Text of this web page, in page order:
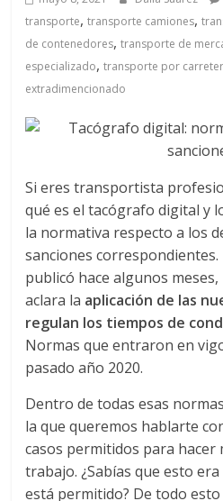
a
q
u
n
a
–
T
r
a
transporte,transporte camiones,
de contenedores,transporte de
especializado,transporte por
extradimencionado
Si eres transportista
qué es el tacógrafo digital y
la normativa respecto a los
sanciones
publicó hace algunos
aclara la aplicación de las
regulan los tiempos de
Normas que entraron en
pasado año 2020.
Dentro de todas esas
la que queremos hablarte
casos permitidos para hacer
trabajo. ¿Sabías que esto
está permitido? De todo